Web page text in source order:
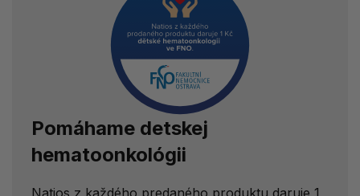
Pomáhame detskej
hematoonkológii
Natios z každého predaného produktu daruje 1